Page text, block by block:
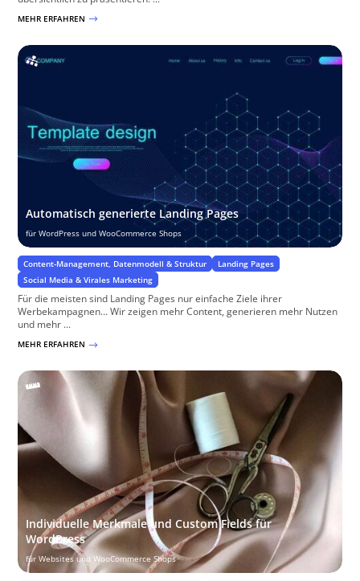
MEHR ERFAHREN $
Automatisch generierte Landing Pages
für WordPress und WooCommerce Shops
Content-Management, Datenmodell & Struktur
Landing Pages
Social Media & Virales Marketing
Für die meisten sind Landing Pages nur einfache Ziele ihrer
Werbekampagnen… Wir zeigen mehr Content, generieren mehr Nutzen
und mehr ...
MEHR ERFAHREN $
Individuelle Merkmale und Custom Fields für
WordPress
für Websites und WooCommerce Shops